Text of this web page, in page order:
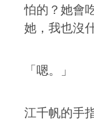
怕的？她會
她，我也沒
「嗯。」
江千帆的手